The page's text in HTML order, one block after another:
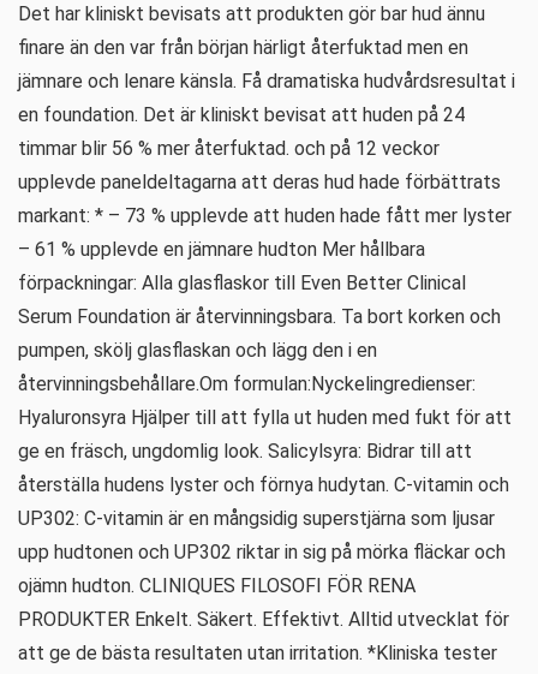
Det har kliniskt bevisats att produkten gör bar hud ännu
finare än den var från början härligt återfuktad men en
jämnare och lenare känsla. Få dramatiska hudvårdsresultat i
en foundation. Det är kliniskt bevisat att huden på 24
timmar blir 56 % mer återfuktad. och på 12 veckor
upplevde paneldeltagarna att deras hud hade förbättrats
markant: * – 73 % upplevde att huden hade fått mer lyster
– 61 % upplevde en jämnare hudton Mer hållbara
förpackningar: Alla glasflaskor till Even Better Clinical
Serum Foundation är återvinningsbara. Ta bort korken och
pumpen, skölj glasflaskan och lägg den i en
återvinningsbehållare.Om formulan:Nyckelingredienser:
Hyaluronsyra Hjälper till att fylla ut huden med fukt för att
ge en fräsch, ungdomlig look. Salicylsyra: Bidrar till att
återställa hudens lyster och förnya hudytan. C-vitamin och
UP302: C-vitamin är en mångsidig superstjärna som ljusar
upp hudtonen och UP302 riktar in sig på mörka fläckar och
ojämn hudton. CLINIQUES FILOSOFI FÖR RENA
PRODUKTER Enkelt. Säkert. Effektivt. Alltid utvecklat för
att ge de bästa resultaten utan irritation. *Kliniska tester